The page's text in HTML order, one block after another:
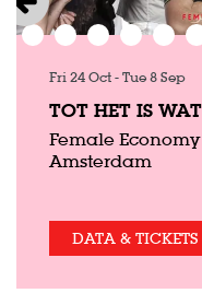
TOT HET IS
Female
Amsterdam
Fri 24 Oct-Tue 8 Sep
DATA & TICKETS